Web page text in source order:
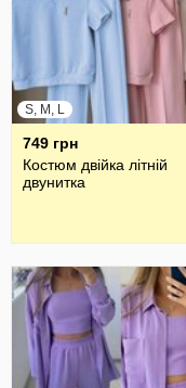
S, M, L
749 грн
Костюм двійка літній
двунитка